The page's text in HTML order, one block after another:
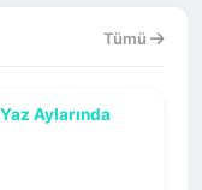
Tümü
Aylarında